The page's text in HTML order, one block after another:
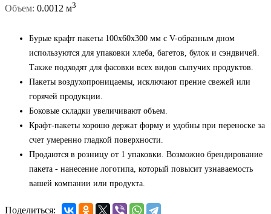
Объем: 0.0012 м3
Бурые крафт пакеты 100x60x300 мм с V-образным дном
используются для упаковки хлеба, багетов, булок и сэндвичей.
Также подходят для фасовки всех видов сыпучих продуктов.
Пакеты воздухопроницаемы, исключают прение свежей или
горячей продукции.
Боковые складки увеличивают объем.
Крафт-пакеты хорошо держат форму и удобны при переноске за
счет умеренно гладкой поверхности.
Продаются в розницу от 1 упаковки. Возможно брендирование
пакета - нанесение логотипа, который повысит узнаваемость
вашей компании или продукта.
Поделиться: